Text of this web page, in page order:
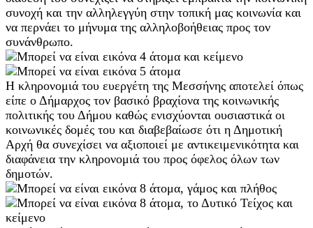
συνοχή και την αλληλεγγύη στην τοπική μας κοινωνία και
να περνάει το μήνυμα της αλληλοβοήθειας προς τον
συνάνθρωπο.
Η κληρονομιά του ευεργέτη της Μεσσήνης αποτελεί όπως
είπε ο Δήμαρχος τον βασικό βραχίονα της κοινωνικής
πολιτικής του Δήμου καθώς ενισχύονται ουσιαστικά οι
κοινωνικές δομές του και διαβεβαίωσε ότι η Δημοτική
Αρχή θα συνεχίσει να αξιοποιεί με αντικειμενικότητα και
διαφάνεια την κληρονομιά του προς όφελος όλων των
δημοτών.